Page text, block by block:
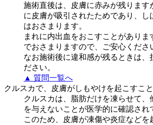
施術直後は、皮膚に赤みが残ります
に皮膚が吸引されたためであり、し
はおさまります。
まれに内出血をおこすことがありま
でおさまりますので、ご安心くださ
なお施術後に違和感が残るときは、
ださい。
▲ 質問一覧へ
クルスカで、皮膚がしもやけを起こすこ
クルスカは、脂肪だけを凍らせて、
を与えないことが医学的に確認され
このため、皮膚が凍傷や炎症などを